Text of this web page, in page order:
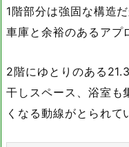
1階部分は強固な構造
車庫と余裕のあるアプ
2階にゆとりのある
干しスペース、浴室も
くなる動線がとられて